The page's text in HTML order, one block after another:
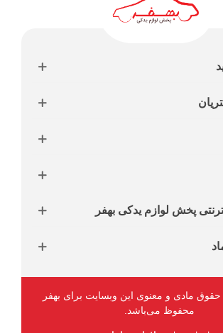
پخش لوازم یدکی بهفر
کلیه حقوق مادی و معنوی این وبسایت برای بهفر
محفوظ می‌باشد.